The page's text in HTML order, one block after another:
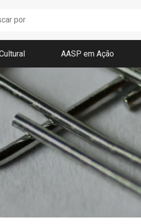
Boletim
Coleção de
Revista da
AASP em Ação